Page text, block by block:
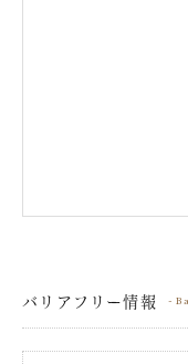
バリアフリー情報